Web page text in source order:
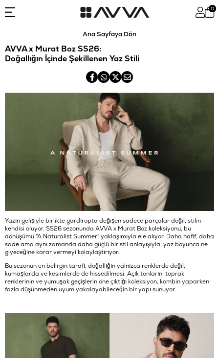
0
Ana Sayfaya Dön
AVVA x Murat Boz SS26:
Doğallığın İçinde Şekillenen Yaz Stili
Yazın gelişiyle birlikte gardıropta değişen sadece parçalar değil, stilin
kendisi oluyor. SS26 sezonunda AVVA x Murat Boz koleksiyonu, bu
dönüşümü "A Naturalist Summer" yaklaşımıyla ele alıyor. Daha hafif, daha
sade ama aynı zamanda daha güçlü bir stil anlayışıyla, yaz boyunca ne
giyeceğine karar vermeyi kolaylaştırıyor.
Bu sezonun en belirgin tarafı, doğallığın yalnızca renklerde değil,
kumaşlarda ve kesimlerde de hissedilmesi. Açık tonların, toprak
renklerinin ve yumuşak geçişlerin öne çıktığı koleksiyon, kombin yaparken
fazla düşünmeden uyum yakalayabileceğin bir yapı sunuyor.